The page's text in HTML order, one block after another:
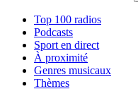
Top 100 radios
Podcasts
Sport en direct
À proximité
Genres musicaux
Thèmes